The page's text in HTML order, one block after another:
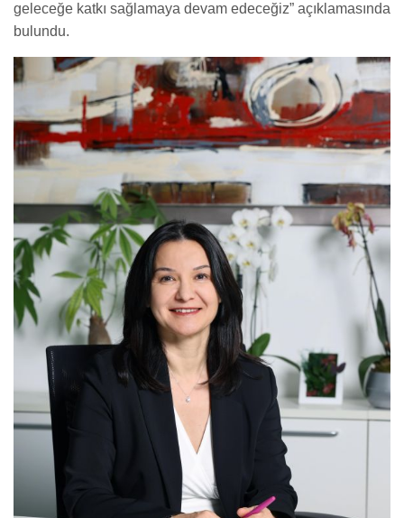
geleceğe katkı sağlamaya devam edeceğiz” açıklamasında
bulundu.